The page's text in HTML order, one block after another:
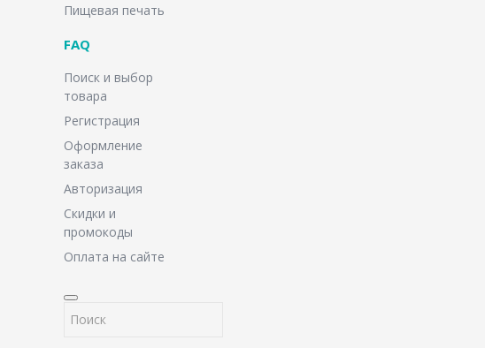
Пищевая печать
FAQ
Поиск и выбор
товара
Регистрация
Оформление
заказа
Авторизация
Скидки и
промокоды
Оплата на сайте